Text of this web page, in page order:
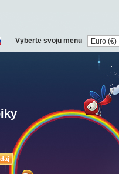
Vyberte svoju menu